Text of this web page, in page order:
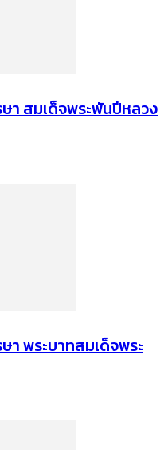
า สมเด็จพระพันปีหลวง
า พระบาทสมเด็จพระ